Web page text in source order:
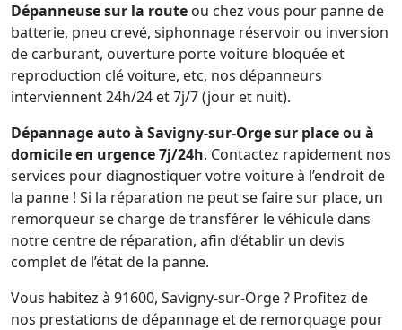
Dépanneuse sur la route ou chez vous pour panne de
batterie, pneu crevé, siphonnage réservoir ou inversion
de carburant, ouverture porte voiture bloquée et
reproduction clé voiture, etc, nos dépanneurs
interviennent 24h/24 et 7j/7 (jour et nuit).
Dépannage auto à Savigny-sur-Orge sur place ou à
domicile en urgence 7j/24h. Contactez rapidement nos
services pour diagnostiquer votre voiture à l’endroit de
la panne ! Si la réparation ne peut se faire sur place, un
remorqueur se charge de transférer le véhicule dans
notre centre de réparation, afin d’établir un devis
complet de l’état de la panne.
Vous habitez à 91600, Savigny-sur-Orge ? Profitez de
nos prestations de dépannage et de remorquage pour